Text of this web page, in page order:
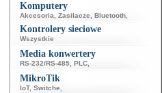
Komputery
Akcesoria Zasilacze Bluetooth
Kontrolery sieciowe
Wszystkie
Media konwertery
RS-232/RS-485 PLC
MikroTik
IoT, Switche